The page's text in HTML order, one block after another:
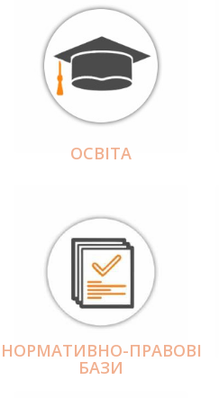
ОСВІТА
НОРМАТИВНО-ПРАВОВІ
БАЗИ